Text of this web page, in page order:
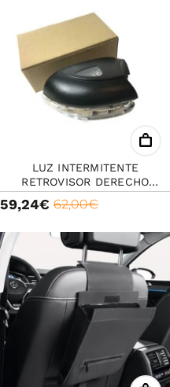
LUZ INTERMITENTE
RETROVISOR DERECHO
ORIGINAL VOLKSWAGEN GOLF,
TOURAN
62,00€
59,24€